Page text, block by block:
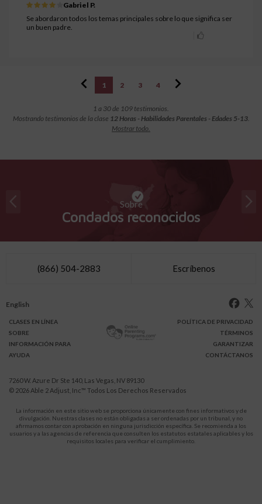
Gabriel P.
Se abordaron todos los temas principales sobre lo que significa ser
un buen padre.
1 2 3 4
1 a 30 de 109 testimonios.
Mostrando testimonios de la clase 12 Horas - Habilidades Parentales - Edades 5-13.
Mostrar todo.
Sobre
Condados reconocidos
(866) 504-2883 Escríbenos
English
CLASES EN LÍNEA
SOBRE
INFORMACIÓN PARA
AYUDA
POLÍTICA DE PRIVACIDAD
TÉRMINOS
GARANTIZAR
CONTÁCTANOS
7260 W. Azure Dr Ste 140, Las Vegas, NV 89130
© 2026 Able 2 Adjust, Inc™ Todos Los Derechos Reservados
La información en este sitio web se proporciona únicamente con fines informativos y de
divulgación. Nuestras clases no están obligadas a ser ordenadas por un tribunal, y no
afirmamos contar con aprobación en ninguna jurisdicción específica. Se recomienda a los
usuarios y a las agencias de referencia que consulten los estatutos estatales aplicables y los
requisitos locales para verificar el cumplimiento.